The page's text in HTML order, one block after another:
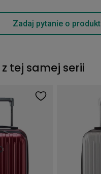
Zadaj pytanie o produkt
tej samej serii